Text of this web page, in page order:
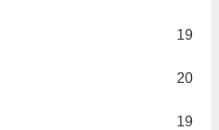
19
20
19